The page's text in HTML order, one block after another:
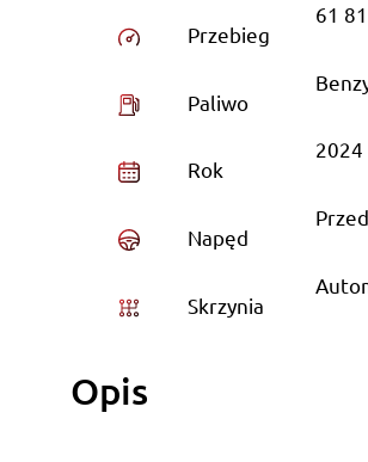
Przebieg
61
Paliwo
Rok
2024
Napęd
Skrzynia
Opis